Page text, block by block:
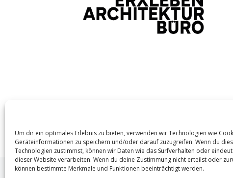
Um dir ein optimales Erlebnis zu bieten, verwenden wir Technologien wie
Geräteinformationen zu speichern und/oder darauf zuzugreifen. Wenn du
Technologien zustimmst, können wir Daten wie das Surfverhalten oder
dieser Website verarbeiten. Wenn du deine Zustimmung nicht erteilst oder
können bestimmte Merkmale und Funktionen beeinträchtigt werden.
ERXLEBEN ARCHITEKTUR BÜRO